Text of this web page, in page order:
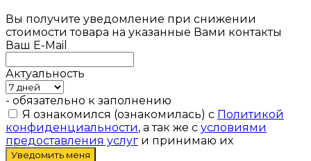
Вы получите уведомление при снижении
стоимости товара на указанные Вами контакты
Ваш E-Mail
Актуальность
- обязательно к заполнению
Я ознакомился (ознакомилась) с Политикой
конфиденциальности, а так же с условиями
предоставления услуг и принимаю их